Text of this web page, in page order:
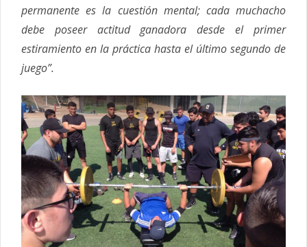
permanente es la cuestión mental; cada muchacho
debe poseer actitud ganadora desde el primer
estiramiento en la práctica hasta el último segundo de
juego”.